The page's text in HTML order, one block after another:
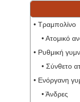
• Τραμπολίνο
• Ατομικό
• Ρυθμική
• Σύνθετο
• Ενόργανη
• Άνδρες